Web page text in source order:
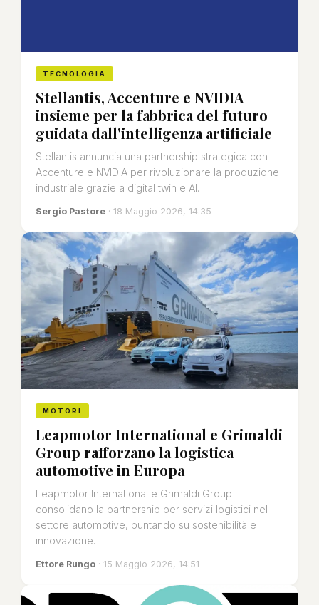
TECNOLOGIA
Stellantis, Accenture e NVIDIA
insieme per la fabbrica del futuro
guidata dall'intelligenza artificiale
Stellantis annuncia una partnership strategica con
Accenture e NVIDIA per rivoluzionare la produzione
industriale grazie a digital twin e AI.
Sergio Pastore · 18 Maggio 2026, 14:35
MOTORI
Leapmotor International e Grimaldi
Group rafforzano la logistica
automotive in Europa
Leapmotor International e Grimaldi Group
consolidano la partnership per servizi logistici nel
settore automotive, puntando su sostenibilità e
innovazione.
Ettore Rungo · 15 Maggio 2026, 14:51